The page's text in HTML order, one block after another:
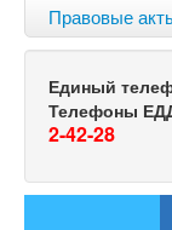
Правовые
Единый
Телефоны
2-42-28